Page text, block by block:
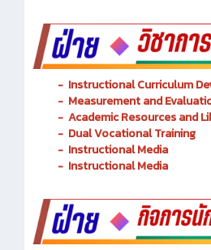
- Instructional Curriculum
- Measurement and
- Academic Resources and
- Dual Vocational Training
- Instructional Media
- Instructional Media